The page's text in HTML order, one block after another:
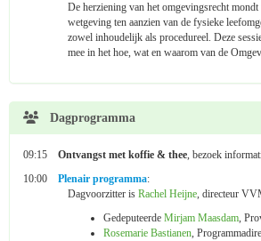
De herziening van het omgevingsrecht
wetgeving ten aanzien van de fysieke
zowel inhoudelijk als procedureel. Deze
mee in het hoe, wat en waarom van de
Dagprogramma
09:15 Ontvangst met koffie & thee, bezoek
10:00 Plenair programma:
Dagvoorzitter is Rachel Heijne, directeur
Gedeputeerde Mirjam Maasdam,
Rosemarie Bastianen,